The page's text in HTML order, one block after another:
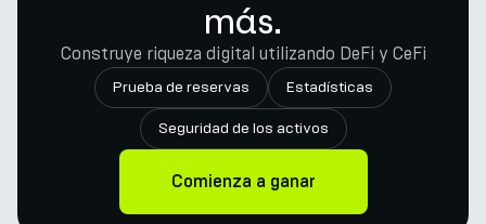
más.
Construye riqueza digital utilizando DeFi y CeFi
Prueba de reservas Estadísticas
Seguridad de los activos
Comienza a ganar